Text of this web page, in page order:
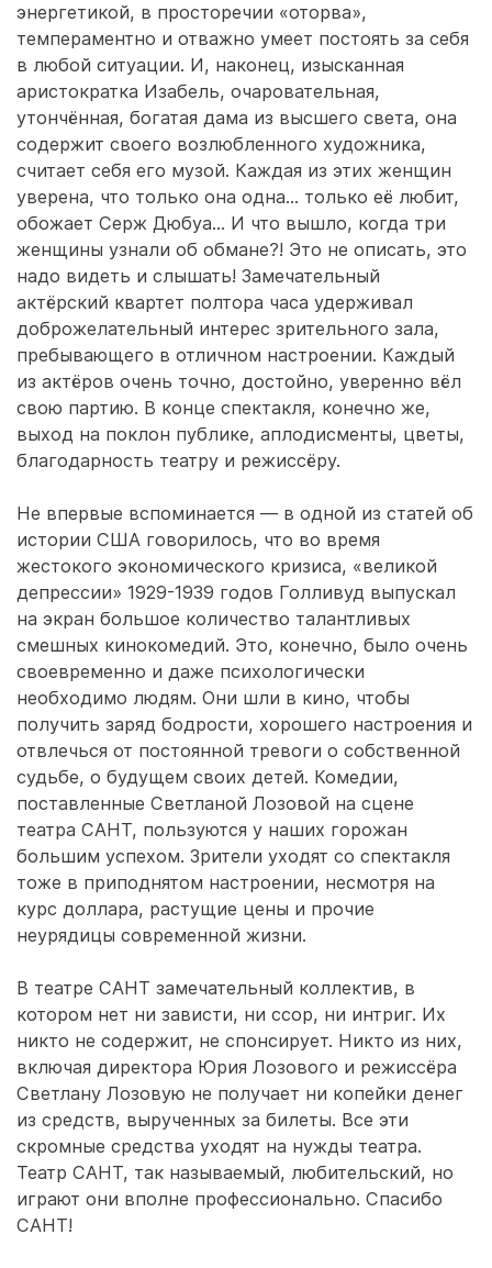
энергетикой, в просторечии «оторва»,
темпераментно и отважно умеет постоять за себя
в любой ситуации. И, наконец, изысканная
аристократка Изабель, очаровательная,
утончённая, богатая дама из высшего света, она
содержит своего возлюбленного художника,
считает себя его музой. Каждая из этих женщин
уверена, что только она одна… только её любит,
обожает Серж Дюбуа… И что вышло, когда три
женщины узнали об обмане?! Это не описать, это
надо видеть и слышать! Замечательный
актёрский квартет полтора часа удерживал
доброжелательный интерес зрительного зала,
пребывающего в отличном настроении. Каждый
из актёров очень точно, достойно, уверенно вёл
свою партию. В конце спектакля, конечно же,
выход на поклон публике, аплодисменты, цветы,
благодарность театру и режиссёру.
Не впервые вспоминается — в одной из статей об
истории США говорилось, что во время
жестокого экономического кризиса, «великой
депрессии» 1929-1939 годов Голливуд выпускал
на экран большое количество талантливых
смешных кинокомедий. Это, конечно, было очень
своевременно и даже психологически
необходимо людям. Они шли в кино, чтобы
получить заряд бодрости, хорошего настроения и
отвлечься от постоянной тревоги о собственной
судьбе, о будущем своих детей. Комедии,
поставленные Светланой Лозовой на сцене
театра САНТ, пользуются у наших горожан
большим успехом. Зрители уходят со спектакля
тоже в приподнятом настроении, несмотря на
курс доллара, растущие цены и прочие
неурядицы современной жизни.
В театре САНТ замечательный коллектив, в
котором нет ни зависти, ни ссор, ни интриг. Их
никто не содержит, не спонсирует. Никто из них,
включая директора Юрия Лозового и режиссёра
Светлану Лозовую не получает ни копейки денег
из средств, вырученных за билеты. Все эти
скромные средства уходят на нужды театра.
Театр САНТ, так называемый, любительский, но
играют они вполне профессионально. Спасибо
САНТ!